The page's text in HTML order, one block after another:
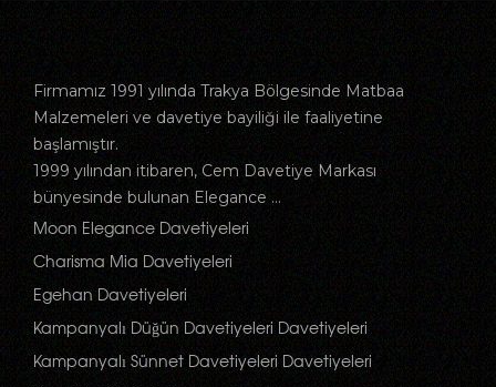
Firmamız 1991 yılında Trakya Bölgesinde Matbaa
Malzemeleri ve davetiye bayiliği ile faaliyetine
başlamıştır.
1999 yılından itibaren, Cem Davetiye Markası
bünyesinde bulunan Elegance ...
Moon Elegance Davetiyeleri
Charisma Mia Davetiyeleri
Egehan Davetiyeleri
Kampanyalı Düğün Davetiyeleri Davetiyeleri
Kampanyalı Sünnet Davetiyeleri Davetiyeleri